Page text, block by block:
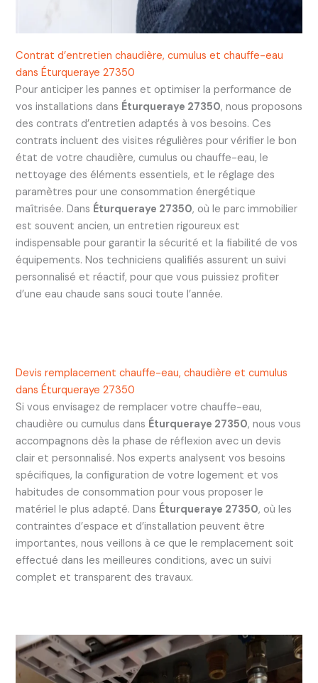
Contrat d’entretien chaudière, cumulus et chauffe-eau
dans Éturqueraye 27350
Pour anticiper les pannes et optimiser la performance de
vos installations dans Éturqueraye 27350, nous proposons
des contrats d’entretien adaptés à vos besoins. Ces
contrats incluent des visites régulières pour vérifier le bon
état de votre chaudière, cumulus ou chauffe-eau, le
nettoyage des éléments essentiels, et le réglage des
paramètres pour une consommation énergétique
maîtrisée. Dans Éturqueraye 27350, où le parc immobilier
est souvent ancien, un entretien rigoureux est
indispensable pour garantir la sécurité et la fiabilité de vos
équipements. Nos techniciens qualifiés assurent un suivi
personnalisé et réactif, pour que vous puissiez profiter
d’une eau chaude sans souci toute l’année.
Devis remplacement chauffe-eau, chaudière et cumulus
dans Éturqueraye 27350
Si vous envisagez de remplacer votre chauffe-eau,
chaudière ou cumulus dans Éturqueraye 27350, nous vous
accompagnons dès la phase de réflexion avec un devis
clair et personnalisé. Nos experts analysent vos besoins
spécifiques, la configuration de votre logement et vos
habitudes de consommation pour vous proposer le
matériel le plus adapté. Dans Éturqueraye 27350, où les
contraintes d’espace et d’installation peuvent être
importantes, nous veillons à ce que le remplacement soit
effectué dans les meilleures conditions, avec un suivi
complet et transparent des travaux.